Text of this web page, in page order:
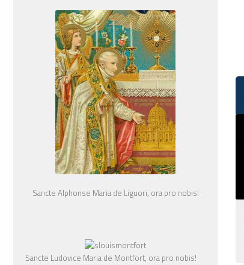
Sancte Alphonse Maria de Liguori, ora pro nobis!
Sancte Ludovice Maria de Montfort, ora pro nobis!